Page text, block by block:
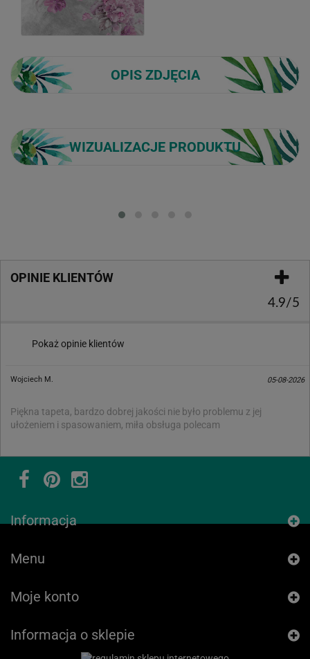
OPIS ZDJĘCIA
WIZUALIZACJE PRODUKTU
OPINIE KLIENTÓW
4.9/5
Pokaż opinie klientów
Wojciech M. 05-08-2026
Piękna tapeta, bardzo dobrej jakości nie było problemu z jej
ułożeniem i spasowaniem, miła obsługa polecam
Informacja
Menu
Moje konto
Informacja o sklepie